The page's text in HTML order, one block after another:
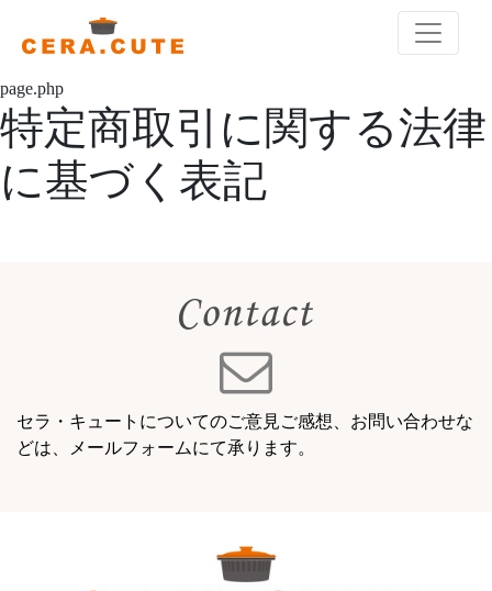
page.php
特定商取引に関する法律
に基づく表記
セラ・キュートについてのご意見ご感想、お問い合わせな
どは、メールフォームにて承ります。